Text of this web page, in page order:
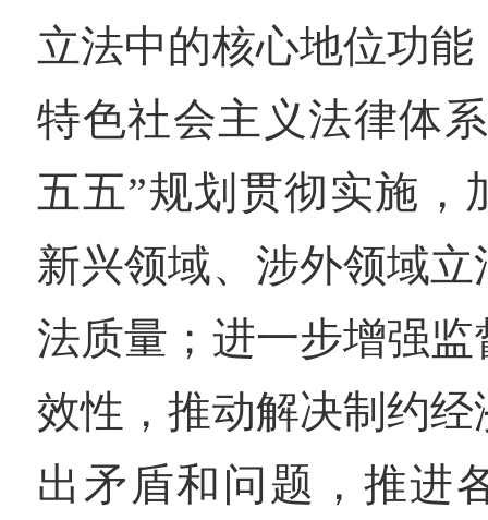
立法中的核心地位功
特色社会主义法律体
五五”规划贯彻实施，
新兴领域、涉外领域
法质量；进一步增强
效性，推动解决制约
出矛盾和问题，推进